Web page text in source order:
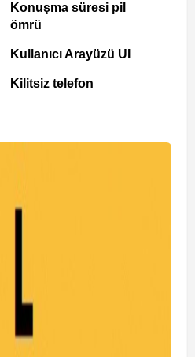
Konuşma süresi pil
ömrü
Kullanıcı Arayüzü UI
Kilitsiz telefon